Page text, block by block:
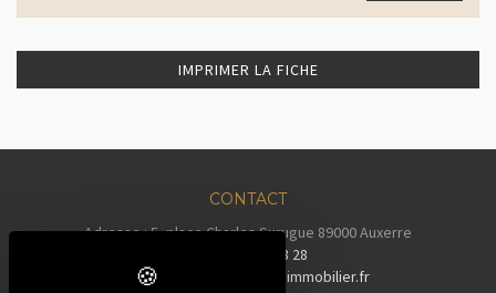
IMPRIMER LA FICHE
CONTACT
Adresse : 5, place Charles Surugue 89000 Auxerre
03 86 72 28 28
Email :
contact@auxerreimmobilier.fr